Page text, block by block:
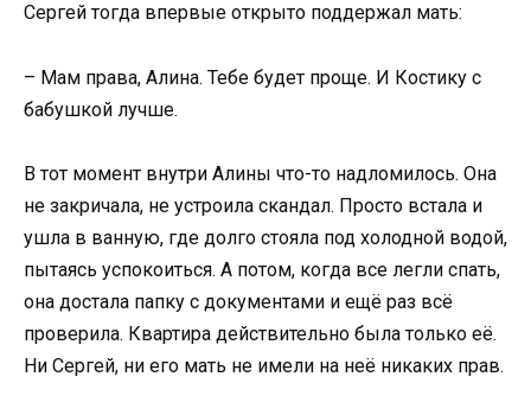
Сергей тогда впервые открыто поддержал мать:
– Мам права, Алина. Тебе будет проще. И Костику с
бабушкой лучше.
В тот момент внутри Алины что-то надломилось. Она
не закричала, не устроила скандал. Просто встала и
ушла в ванную, где долго стояла под холодной водой,
пытаясь успокоиться. А потом, когда все легли спать,
она достала папку с документами и ещё раз всё
проверила. Квартира действительно была только её.
Ни Сергей, ни его мать не имели на неё никаких прав.